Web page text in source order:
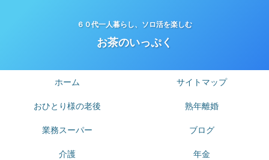
６０代一人暮らし、ソロ活を楽しむ
お茶のいっぷく
ホーム サイトマップ
おひとり様の老後 熟年離婚
業務スーパー ブログ
介護 年金